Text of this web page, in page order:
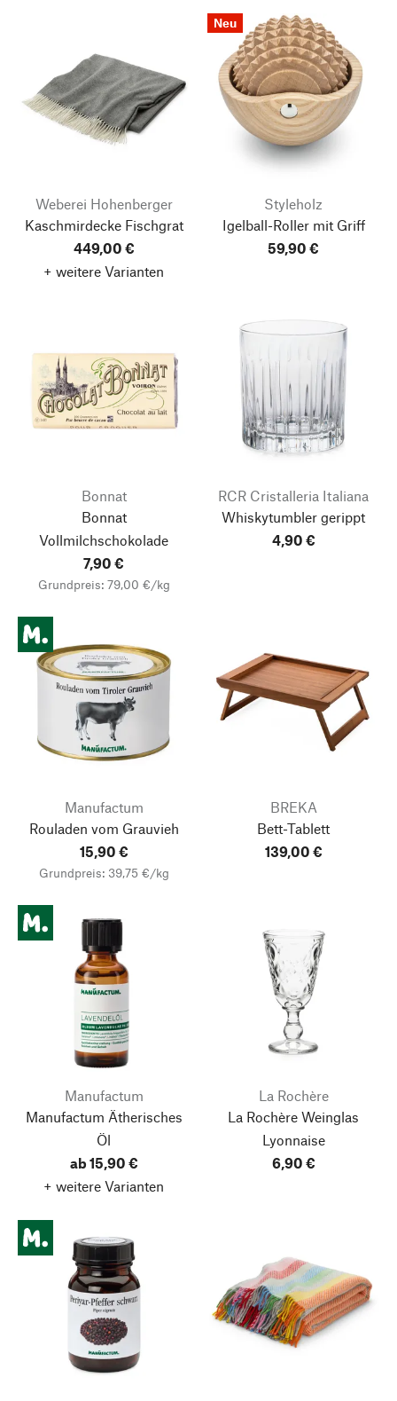
Weberei Hohenberger
Kaschmirdecke Fischgrat
449,00 €
+ weitere Varianten
Neu
Styleholz
Igelball-Roller mit Griff
59,90 €
Bonnat
Bonnat
Vollmilchschokolade
7,90 €
Grundpreis: 79,00 €/kg
RCR Cristalleria Italiana
Whiskytumbler gerippt
4,90 €
Manufactum
Rouladen vom Grauvieh
15,90 €
Grundpreis: 39,75 €/kg
BREKA
Bett-Tablett
139,00 €
Manufactum
Manufactum Ätherisches
Öl
ab 15,90 €
+ weitere Varianten
La Rochère
La Rochère Weinglas
Lyonnaise
6,90 €